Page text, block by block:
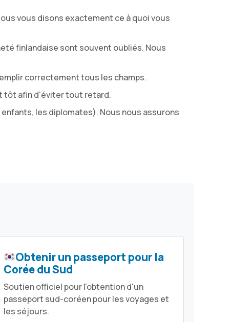
vous disons exactement ce à quoi vous
finlandaise sont souvent oubliés. Nous
correctement tous les champs.
tôt afin d'éviter tout retard.
les diplomates). Nous nous assurons
Obtenir un passeport pour la
Corée du Sud
Soutien officiel pour l'obtention d'un
passeport sud-coréen pour les voyages et
les séjours.